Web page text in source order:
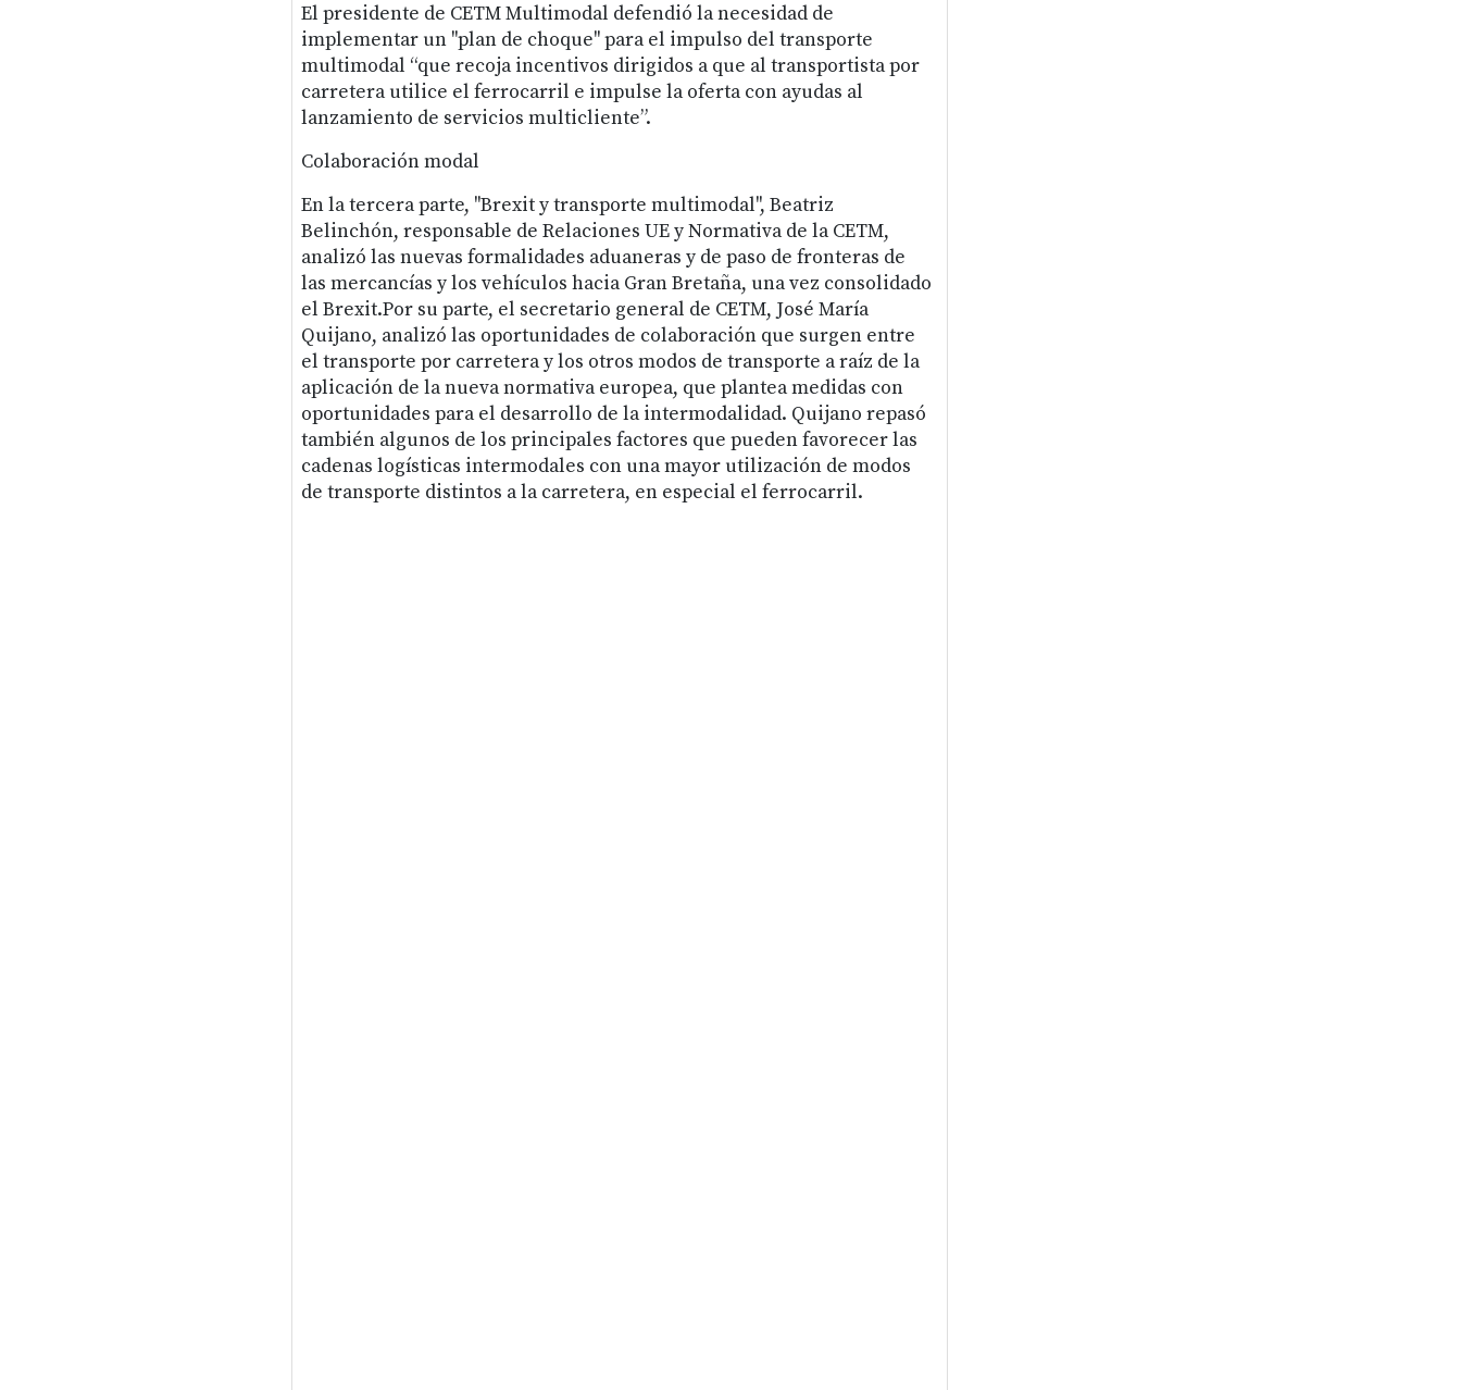
El presidente de CETM Multimodal defendió la necesidad de
implementar un "plan de choque" para el impulso del transporte
multimodal “que recoja incentivos dirigidos a que al transportista por
carretera utilice el ferrocarril e impulse la oferta con ayudas al
lanzamiento de servicios multicliente”.
Colaboración modal
En la tercera parte, "Brexit y transporte multimodal", Beatriz
Belinchón, responsable de Relaciones UE y Normativa de la CETM,
analizó las nuevas formalidades aduaneras y de paso de fronteras de
las mercancías y los vehículos hacia Gran Bretaña, una vez consolidado
el Brexit.Por su parte, el secretario general de CETM, José María
Quijano, analizó las oportunidades de colaboración que surgen entre
el transporte por carretera y los otros modos de transporte a raíz de la
aplicación de la nueva normativa europea, que plantea medidas con
oportunidades para el desarrollo de la intermodalidad. Quijano repasó
también algunos de los principales factores que pueden favorecer las
cadenas logísticas intermodales con una mayor utilización de modos
de transporte distintos a la carretera, en especial el ferrocarril.